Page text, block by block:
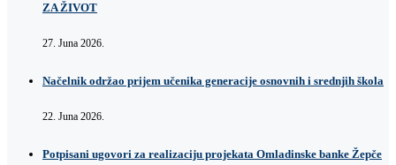
ZA ŽIVOT
27. Juna 2026.
Načelnik održao prijem učenika generacije osnovnih i srednjih škola
22. Juna 2026.
Potpisani ugovori za realizaciju projekata Omladinske banke Žepče